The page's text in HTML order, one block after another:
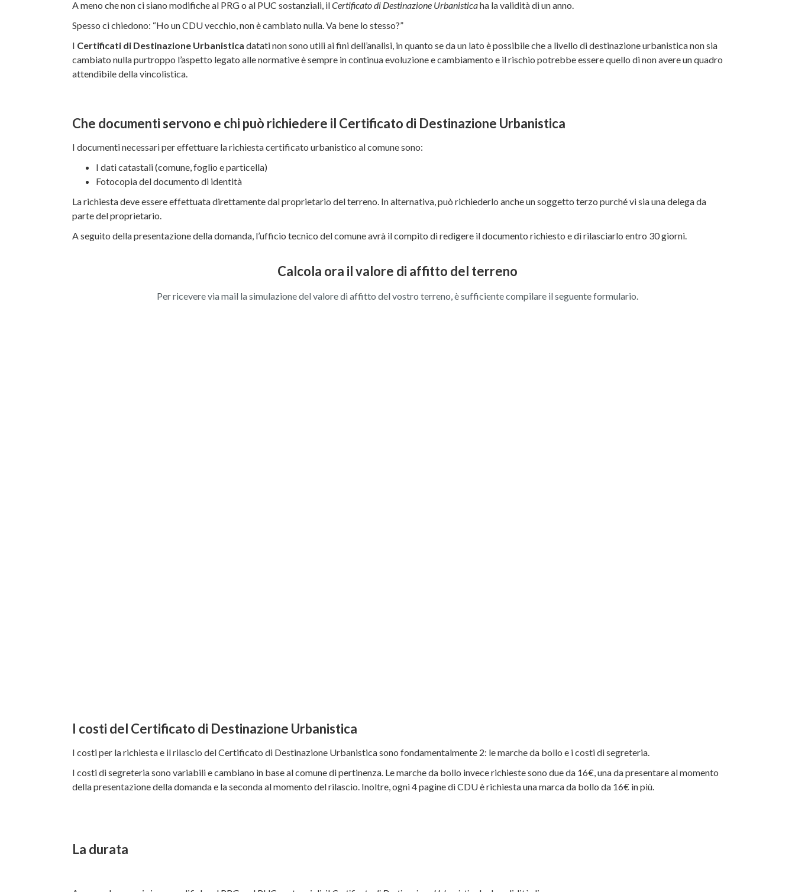
A meno che non ci siano modifiche al PRG o al PUC sostanziali, ilCertificato di Destinazione Urbanisticaha la validità di un anno.
Spesso ci chiedono: “Ho un CDU vecchio, non è cambiato nulla. Va bene lo stesso?”
I Certificati di Destinazione Urbanistica datati non sono utili ai fini dell’analisi, in quanto se da un lato è possibile che a livello di destinazione urbanistica non sia
cambiato nulla purtroppo l’aspetto legato alle normative è sempre in continua evoluzione e cambiamento e il rischio potrebbe essere quello di non avere un quadro
attendibile della vincolistica.
Che documenti servono e chi può richiedere il Certificato di Destinazione Urbanistica
I documenti necessari per effettuare la richiesta certificato urbanistico al comune sono:
I dati catastali (comune, foglio e particella)
Fotocopia del documento di identità
La richiesta deve essere effettuata direttamente dal proprietario del terreno. In alternativa, può richiederlo anche un soggetto terzo purché vi sia una delega da
parte del proprietario.
A seguito della presentazione della domanda, l’ufficio tecnico del comune avrà il compito di redigere il documento richiesto e di rilasciarlo entro 30 giorni.
Calcola ora il valore di affitto del terreno
Per ricevere via mail la simulazione del valore di affitto del vostro terreno, è sufficiente compilare il seguente formulario.
I costi del Certificato di Destinazione Urbanistica
I costi per la richiesta e il rilascio del Certificato di Destinazione Urbanistica sono fondamentalmente 2: le marche da bollo e i costi di segreteria.
I costi di segreteria sono variabili e cambiano in base al comune di pertinenza. Le marche da bollo invece richieste sono due da 16€, una da presentare al momento
della presentazione della domanda e la seconda al momento del rilascio. Inoltre, ogni 4 pagine di CDU è richiesta una marca da bollo da 16€ in più.
La durata